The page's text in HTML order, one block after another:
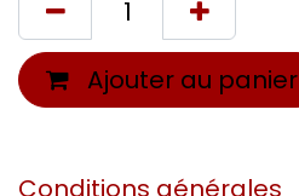
Ajouter au panier
Conditions générales